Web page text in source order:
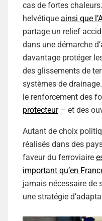
cas de fortes
helvétique ainsi que
partage un relief
dans une démarche
davantage protéger
des glissements de
systèmes de
le renforcement des
protecteur– et des
Autant de choix
réalisés dans des
faveur du ferroviaire
important qu’en
jamais nécessaire de
une stratégie